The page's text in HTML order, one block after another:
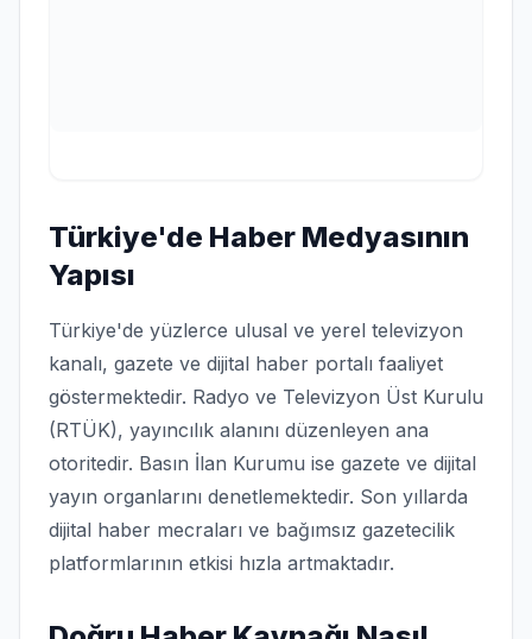
Türkiye'de Haber Medyasının
Yapısı
Türkiye'de yüzlerce ulusal ve yerel televizyon
kanalı, gazete ve dijital haber portalı faaliyet
göstermektedir. Radyo ve Televizyon Üst Kurulu
(RTÜK), yayıncılık alanını düzenleyen ana
otoritedir. Basın İlan Kurumu ise gazete ve dijital
yayın organlarını denetlemektedir. Son yıllarda
dijital haber mecraları ve bağımsız gazetecilik
platformlarının etkisi hızla artmaktadır.